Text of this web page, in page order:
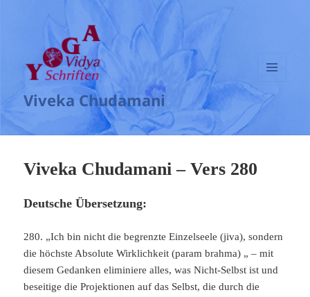
Viveka Chudamani
UND
WIDGETS
Viveka Chudamani – Vers 280
Deutsche Übersetzung:
280. „Ich bin nicht die begrenzte Einzelseele (jiva), sondern
die höchste Absolute Wirklichkeit (param brahma) „ – mit
diesem Gedanken eliminiere alles, was Nicht-Selbst ist und
beseitige die Projektionen auf das Selbst, die durch die